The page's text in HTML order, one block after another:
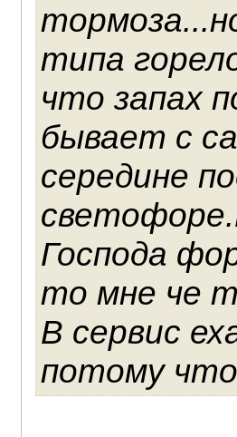
типа
что запах
бывает с
середине
Господа
то мне че
В сервис
потому